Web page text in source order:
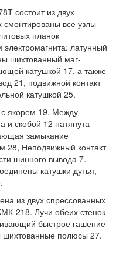
состоит из двух
смонтированы все узлы
планок
латунный
шихтованный маг-
катушкой 17, а также
21, подвижной контакт
катушкой 25.
с якорем 19. Между
и скобой 12 натянута
замыкание
28, Неподвижный контакт
шинного вывода 7.
катушки дутья,
из двух спрессованных
218. Лучи обеих стенок
быстрое гашение
шихтованные полюсы 27.